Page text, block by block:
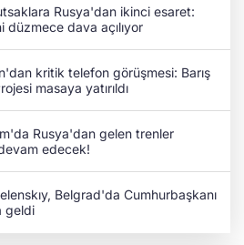
Rusya'dan ikinci esaret:
düzmece dava açılıyor
kritik telefon görüşmesi: Barış
masaya yatırıldı
Rusya'dan gelen trenler
edecek!
Belgrad'da Cumhurbaşkanı
geldi